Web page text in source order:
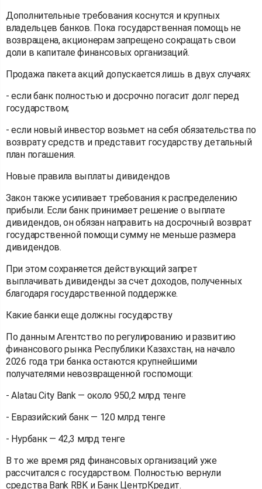
Дополнительные требования коснутся и крупных
владельцев банков. Пока государственная помощь не
возвращена, акционерам запрещено сокращать свои
доли в капитале финансовых организаций.
Продажа пакета акций допускается лишь в двух случаях:
- если банк полностью и досрочно погасит долг перед
государством;
- если новый инвестор возьмет на себя обязательства по
возврату средств и представит государству детальный
план погашения.
Новые правила выплаты дивидендов
Закон также усиливает требования к распределению
прибыли. Если банк принимает решение о выплате
дивидендов, он обязан направить на досрочный возврат
государственной помощи сумму не меньше размера
дивидендов.
При этом сохраняется действующий запрет
выплачивать дивиденды за счет доходов, полученных
благодаря государственной поддержке.
Какие банки еще должны государству
По данным Агентство по регулированию и развитию
финансового рынка Республики Казахстан, на начало
2026 года три банка остаются крупнейшими
получателями невозвращенной госпомощи:
- Alatau City Bank — около 950,2 млрд тенге
- Евразийский банк — 120 млрд тенге
- Нурбанк — 42,3 млрд тенге
В то же время ряд финансовых организаций уже
рассчитался с государством. Полностью вернули
средства Bank RBK и Банк ЦентрКредит.